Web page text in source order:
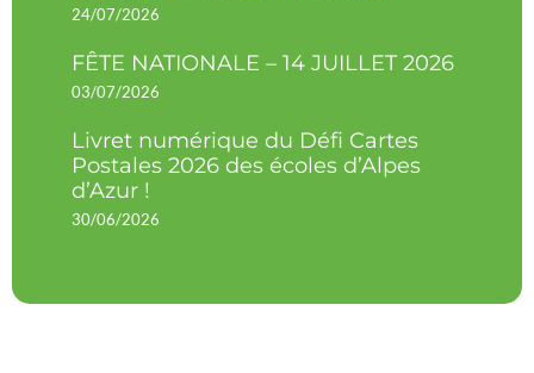
24/07/2026
FÊTE NATIONALE – 14 JUILLET 2026
03/07/2026
Livret numérique du Défi Cartes
Postales 2026 des écoles d’Alpes
d’Azur !
30/06/2026